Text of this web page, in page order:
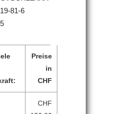
81-6
Preise
in
CHF
CHF